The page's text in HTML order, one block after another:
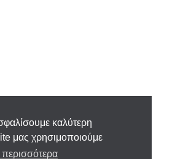
καλύτερη
μας χρησιμοποιούμε